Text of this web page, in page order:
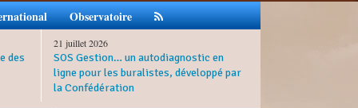
Observatoire
des
21 juillet 2026
SOS Gestion… un autodiagnostic en
ligne pour les buralistes, développé par
la Confédération